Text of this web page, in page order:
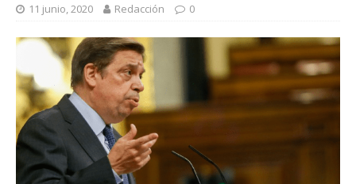
11 junio, 2020 Redacción 0